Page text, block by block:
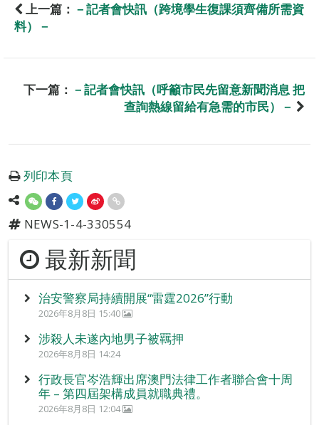
上一篇： －記者會快訊（跨境學生復課須齊備所需資
料）－
下一篇： －記者會快訊（呼籲市民先留意新聞消息 把
查詢熱線留給有急需的市民）－
列印本頁
NEWS-1-4-330554
最新新聞
治安警察局持續開展“雷霆2026”行動
2026年8月8日 15:40
涉殺人未遂內地男子被羈押
2026年8月8日 14:24
行政長官岑浩輝出席澳門法律工作者聯合會十周
年 – 第四屆架構成員就職典禮。
2026年8月8日 12:04